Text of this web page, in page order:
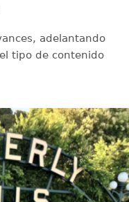
adelantando
tipo de contenido